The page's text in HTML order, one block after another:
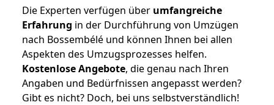
Die Experten verfügen über umfangreiche
Erfahrung in der Durchführung von Umzügen
nach Bossembélé und können Ihnen bei allen
Aspekten des Umzugsprozesses helfen.
Kostenlose Angebote, die genau nach Ihren
Angaben und Bedürfnissen angepasst werden?
Gibt es nicht? Doch, bei uns selbstverständlich!